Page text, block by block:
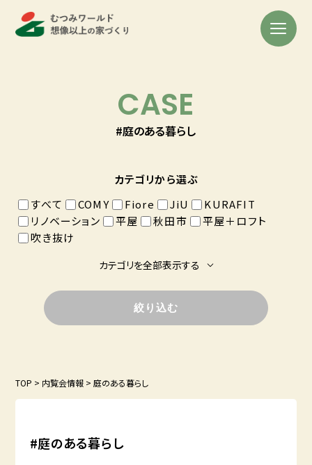
CASE
#庭のある暮らし
カテゴリから選ぶ
すべて
COMY Fiore JiU
KURAFIT
リノベーション
平屋 秋田市
平屋＋ロフト
吹き抜け
カテゴリを全部表示する
TOP > 内覧会情報 >庭のある暮らし
#庭のある暮らし